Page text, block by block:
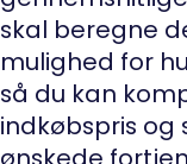
skal beregne
mulighed for
så du kan
indkøbspris og